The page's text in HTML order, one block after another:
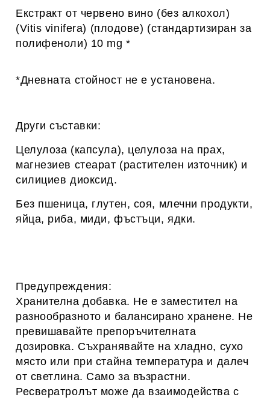
Екстракт от червено вино (без алкохол)
(Vitis vinifera) (плодове) (стандартизиран за
полифеноли) 10 mg *
*Дневната стойност не е установена.
Други съставки:
Целулоза (капсула), целулоза на прах,
магнезиев стеарат (растителен източник) и
силициев диоксид.
Без пшеница, глутен, соя, млечни продукти,
яйца, риба, миди, фъстъци, ядки.
Предупреждения:
Хранителна добавка. Не е заместител на
разнообразното и балансирано хранене. Не
превишавайте препоръчителната
дозировка. Съхранявайте на хладно, сухо
място или при стайна температура и далеч
от светлина. Само за възрастни.
Ресвератролът може да взаимодейства с